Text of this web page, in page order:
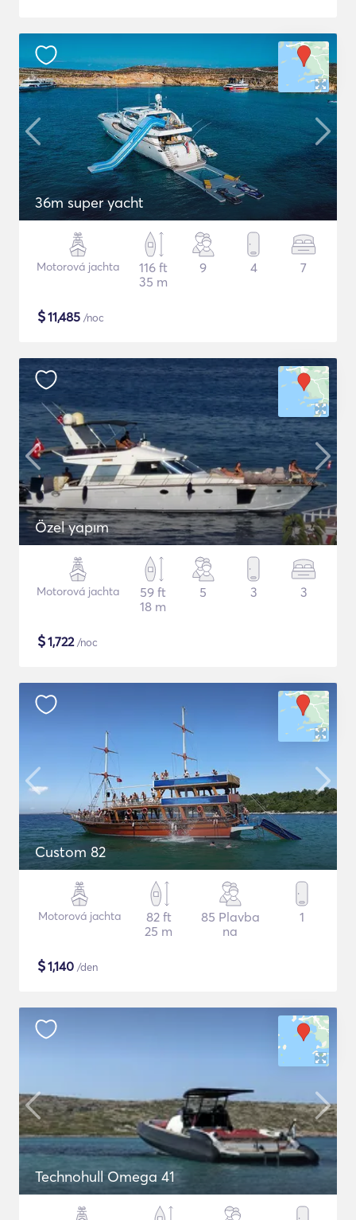
36m super yacht
Motorová jachta
116 ft
35 m
9 4 7
$11,485 /noc
Özel yapım
Motorová jachta
59 ft
18 m
5 3 3
$1,722/noc
Custom 82
Motorová jachta
82 ft
25 m
85 Plavba
na
1
$1,140 /den
Technohull Omega 41